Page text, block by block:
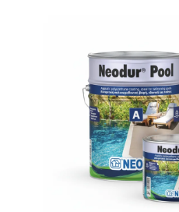
SZOLGÁLTATÁSOK
ÁLTALÁNOS SZERZŐDÉSI